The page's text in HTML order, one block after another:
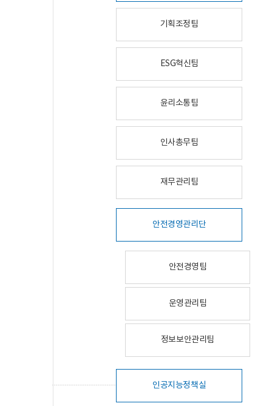
기획조정팀
ESG혁신팀
윤리소통팀
인사총무팀
재무관리팀
안전경영관리단
안전경영팀
운영관리팀
정보보안관리팀
인공지능정책실